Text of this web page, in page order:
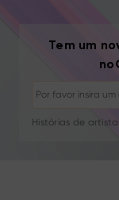
Tem um
Cancelar
Tutoriais de
Novos
Histórias de
Seu e-mail é